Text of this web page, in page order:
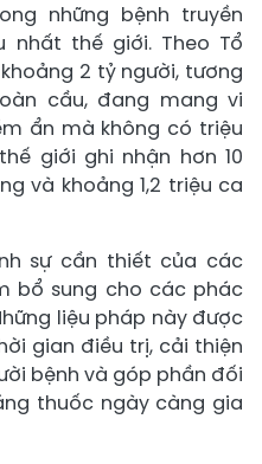
những bệnh truyền
nhất thế giới. Theo Tổ
2 tỷ người, tương
cầu, đang mang vi
ẩn mà không có triệu
giới ghi nhận hơn 10
và khoảng 1,2 triệu ca
sự cần thiết của các
bổ sung cho các phác
liệu pháp này được
gian điều trị, cải thiện
bệnh và góp phần đối
thuốc ngày càng gia